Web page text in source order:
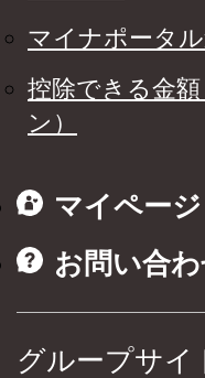
マイナポータ
控除できる金
ン）
マイページ
お問い合
グループサイ